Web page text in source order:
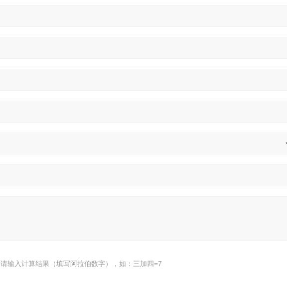
请输入计算结果（填写阿拉伯数字），如：三加四=7